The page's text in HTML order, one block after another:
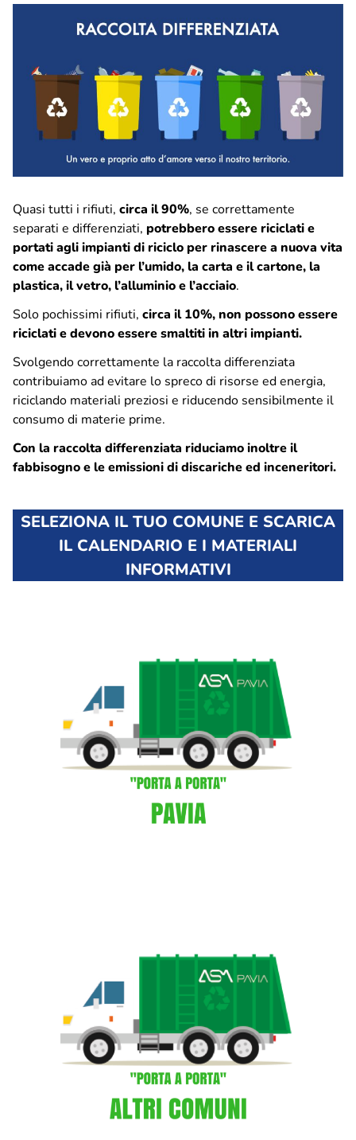
Ciclo idrico integrato
ASM Informa
Comunicati stampa
Comunicazione
APP IoAmoPavia
Raccolta differenziata
Porta a Porta – Pavia
Porta a Porta – Altri comuni
Piattaforma Ecologica di Montebellino
Borgo Ticino
Soste, parcheggi e bicinstazione
Zone a sosta regolamentata
Parcheggio Navigli
Parcheggio Oberdan
Parcheggio Flarer
Bicinstazione
Decoro urbano
Nucleo intervento decoro
Spazzamento strade – Comune di Pavia
Piano neve – Comune di Pavia
Privacy Policy
Note legali
Social media policy
Quasi tutti i rifiuti, circa il 90%, se correttamente
separati e differenziati, potrebbero essere riciclati e
portati agli impianti di riciclo per rinascere a nuova vita
come accade già per l’umido, la carta e il cartone, la
plastica, il vetro, l’alluminio e l’acciaio.
Solo pochissimi rifiuti, circa il 10%, non possono essere
riciclati e devono essere smaltiti in altri impianti.
Svolgendo correttamente la raccolta differenziata
contribuiamo ad evitare lo spreco di risorse ed energia,
riciclando materiali preziosi e riducendo sensibilmente il
consumo di materie prime.
Con la raccolta differenziata riduciamo inoltre il
fabbisogno e le emissioni di discariche ed inceneritori.
SELEZIONA IL TUO COMUNE E SCARICA
IL CALENDARIO E I MATERIALI
INFORMATIVI